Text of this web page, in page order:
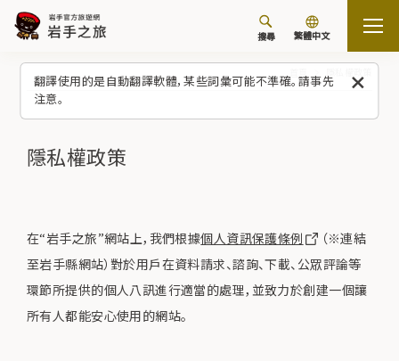
翻譯使用的是自動翻譯軟體，某些詞彙可能不準確。請事先
注意。
搜尋 繁體中文
隱私權政策
在“岩手之旅”網站上，我們根據個人資訊保護條例
（※連結
至岩手縣網站）對於用戶在資料請求、諮詢、下載、公眾評論等
環節所提供的個人八訊進行適當的處理，並致力於創建一個讓
所有人都能安心使用的網站。